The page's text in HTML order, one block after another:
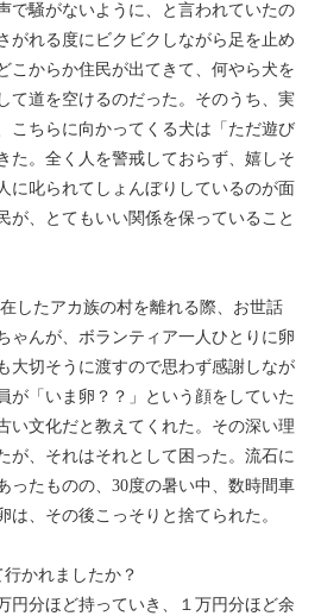
で騒がないように、と言われていたの
がれる度にビクビクしながら足を止め
こからか住民が出てきて、何やら犬を
て道を空けるのだった。そのうち、実
こちらに向かってくる犬は「ただ遊び
た。全く人を警戒しておらず、嬉しそ
に叱られてしょんぼりしているのが面
が、とてもいい関係を保っていること
したアカ族の村を離れる際、お世話
ゃんが、ボランティア一人ひとりに卵
大切そうに渡すので思わず感謝しなが
が「いま卵？？」という顔をしていた
い文化だと教えてくれた。その深い理
が、それはそれとして困った。流石に
ったものの、30度の暑い中、数時間車
は、その後こっそりと捨てられた。
かれましたか？
円分ほど持っていき、１万円分ほど余